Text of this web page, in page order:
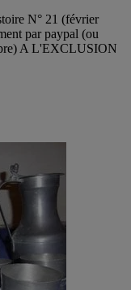
N° 21 (février
par paypal (ou
A L'EXCLUSION